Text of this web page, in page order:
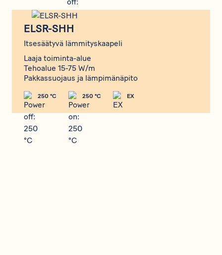
ELSR-SHH
Itsesäätyvä lämmityskaapeli
Laaja toiminta-alue
Tehoalue 15-75 W/m
Pakkassuojaus ja lämpimänäpito
250 °C 250 °C EX
ELSR-SHH